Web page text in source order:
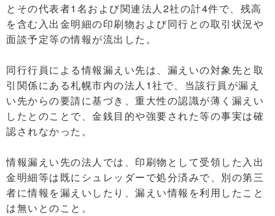
とその代表者1名および関連法人2社の計4件で、残高
を含む入出金明細の印刷物および同行との取引状況や
面談予定等の情報が流出した。
同行行員による情報漏えい先は、漏えいの対象先と取
引関係にある札幌市内の法人1社で、当該行員が漏え
い先からの要請に基づき、重大性の認識が薄く漏えい
したとのことで、金銭目的や強要された等の事実は確
認されなかった。
情報漏えい先の法人では、印刷物として受領した入出
金明細等は既にシュレッダーで処分済みで、別の第三
者に情報を漏えいしたり、漏えい情報を利用したこと
は無いとのこと。